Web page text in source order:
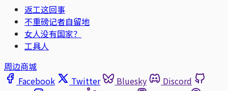
返工这回事
不重磅记者自留地
女人没有国家？
工具人
周边商城
Facebook
Twitter Bluesky
Discord